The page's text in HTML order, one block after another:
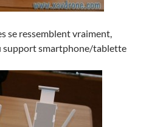
se ressemblent vraiment,
support smartphone/tablette